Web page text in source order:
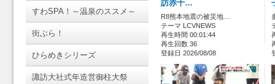
すわSPA！～温泉のススメ～
街ぶら！
ひらめきシリーズ
諏訪大社式年造営御柱大祭
訪赤十…
R8熊本地震の被災地…
テーマ LCVNEWS
再生時間 00:01:44
再生回数 36
登録日 2026/08/08